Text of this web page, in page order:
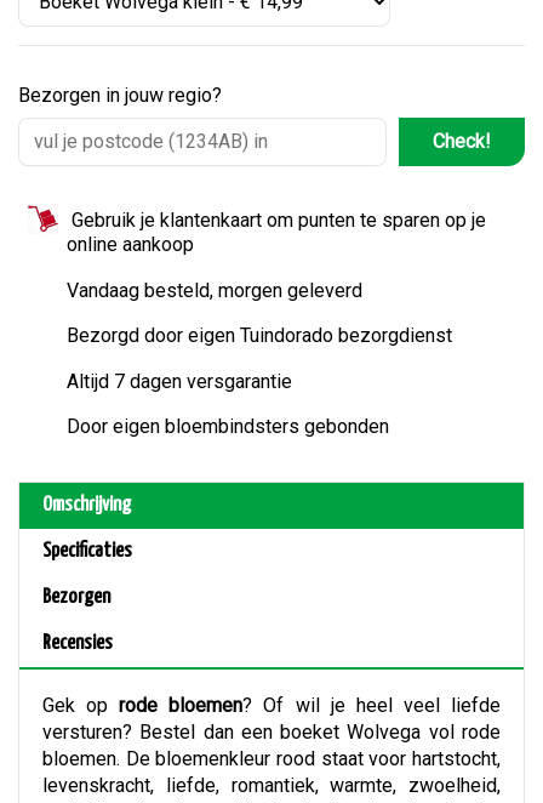
Bezorgen in jouw regio?
Check!
Gebruik je klantenkaart om punten te sparen op je
online aankoop
Vandaag besteld, morgen geleverd
Bezorgd door eigen Tuindorado bezorgdienst
Altijd 7 dagen versgarantie
Door eigen bloembindsters gebonden
Omschrijving
Specificaties
Bezorgen
Recensies
Gek oprode bloemen? Of wil je heel veel liefde
versturen? Bestel dan een boeket Wolvega vol rode
bloemen. De bloemenkleur rood staat voor hartstocht,
levenskracht, liefde, romantiek, warmte, zwoelheid,